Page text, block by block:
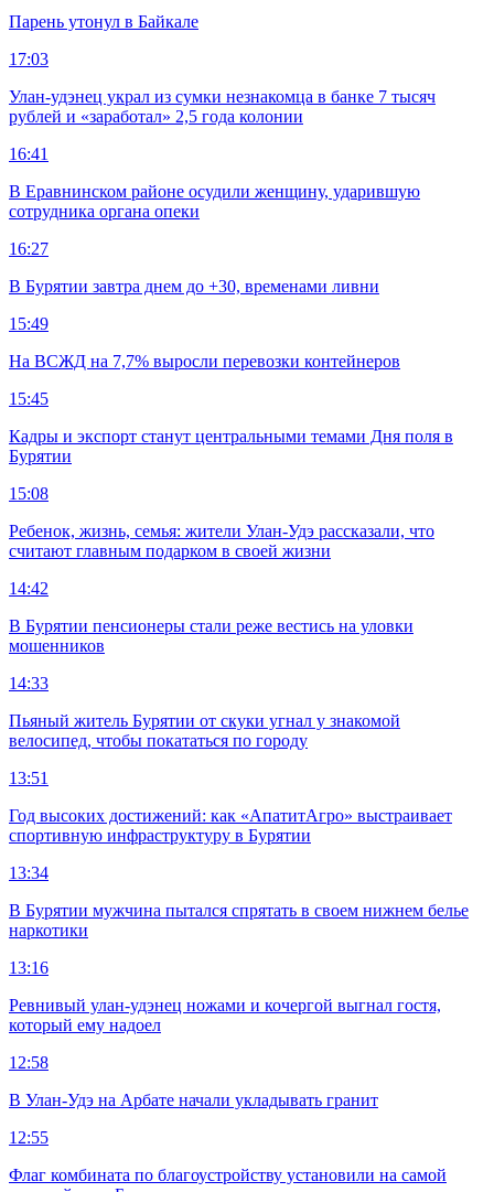
Парень утонул в Байкале
17:03
Улан-удэнец украл из сумки незнакомца в банке 7 тысяч
рублей и «заработал» 2,5 года колонии
16:41
В Еравнинском районе осудили женщину, ударившую
сотрудника органа опеки
16:27
В Бурятии завтра днем до +30, временами ливни
15:49
На ВСЖД на 7,7% выросли перевозки контейнеров
15:45
Кадры и экспорт станут центральными темами Дня поля в
Бурятии
15:08
Ребенок, жизнь, семья: жители Улан-Удэ рассказали, что
считают главным подарком в своей жизни
14:42
В Бурятии пенсионеры стали реже вестись на уловки
мошенников
14:33
Пьяный житель Бурятии от скуки угнал у знакомой
велосипед, чтобы покататься по городу
13:51
Год высоких достижений: как «АпатитАгро» выстраивает
спортивную инфраструктуру в Бурятии
13:34
В Бурятии мужчина пытался спрятать в своем нижнем белье
наркотики
13:16
Ревнивый улан-удэнец ножами и кочергой выгнал гостя,
который ему надоел
12:58
В Улан-Удэ на Арбате начали укладывать гранит
12:55
Флаг комбината по благоустройству установили на самой